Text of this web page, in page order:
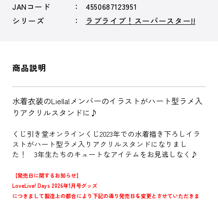
JANコード
4550687123951
シリーズ
ラブライブ！スーパースター!!
商品説明
水着衣装のLiella!メンバーのイラストがハート型ラメ入
りアクリルスタンドに♪
くじ引き堂オンラインくじ2023年での水着描き下ろしイラ
ストがハート型ラメ入りアクリルスタンドになりまし
た！ 3年生たちのキュートなアイテムをお見逃しなく♪
【発売日に関するお知らせ】
LoveLive! Days 2026年1月号グッズ
につきまして製造上の都合により下記の通り発売日を変更とさせていただきま